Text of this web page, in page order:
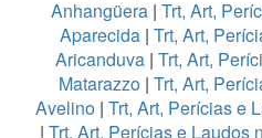
Anhangüera | Trt, Art,
Aparecida| Trt, Art,
Aricanduva| Trt, Art,
Matarazzo | Trt, Art,
Avelino| Trt, Art, Perícias e
| Trt, Art, Perícias e Laudos